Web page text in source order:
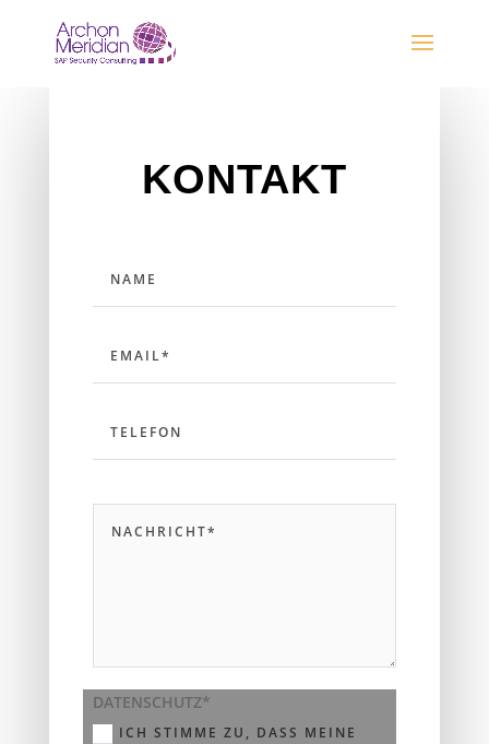
KONTAKT
DATENSCHUTZ*
ICH STIMME ZU, DASS MEINE